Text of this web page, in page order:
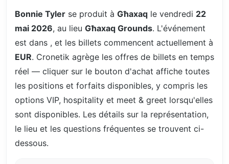
Bonnie Tyler se produit à Għaxaq le vendredi 22
mai 2026, au lieu Għaxaq Grounds. L'événement
est dans , et les billets commencent actuellement à
EUR. Cronetik agrège les offres de billets en temps
réel — cliquer sur le bouton d'achat affiche toutes
les positions et forfaits disponibles, y compris les
options VIP, hospitality et meet & greet lorsqu'elles
sont disponibles. Les détails sur la représentation,
le lieu et les questions fréquentes se trouvent ci-
dessous.